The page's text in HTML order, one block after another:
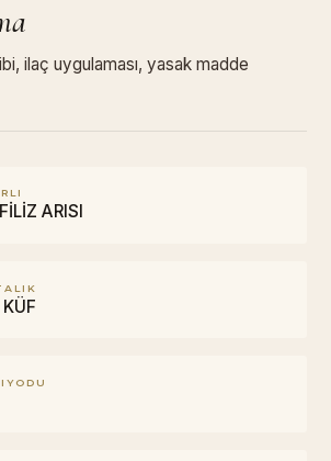
ilaç uygulaması, yasak madde
ARISI